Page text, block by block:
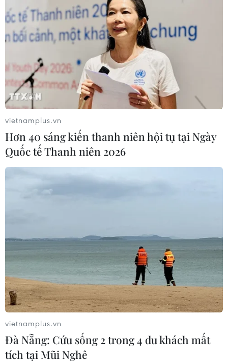
vietnamplus.vn
Hơn 40 sáng kiến thanh niên hội tụ tại Ngày
Quốc tế Thanh niên 2026
vietnamplus.vn
Đà Nẵng: Cứu sống 2 trong 4 du khách mất
tích tại Mũi Nghê